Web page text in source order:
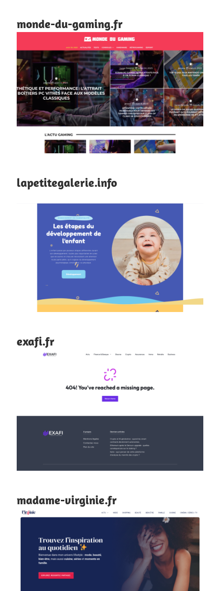
monde-du-gaming.fr
lapetitegalerie.info
exafi.fr
madame-virginie.fr